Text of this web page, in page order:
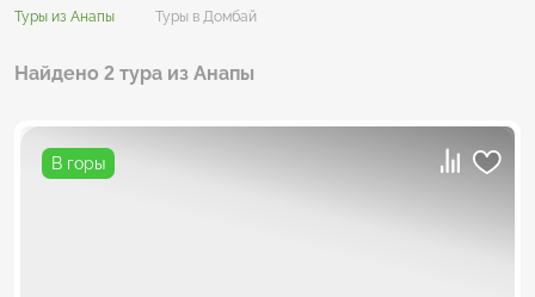
Туры из Анапы Туры в Домбай
Найдено 2 тура из Анапы
В горы